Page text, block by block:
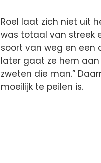
Roel laat zich niet uit
was totaal van streek
soort van weg en een
later gaat ze hem aan
zweten die man.”
moeilijk te peilen is.